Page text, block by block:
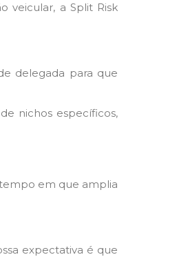
veicular, a Split Risk
delegada para que
nichos específicos,
em que amplia
expectativa é que